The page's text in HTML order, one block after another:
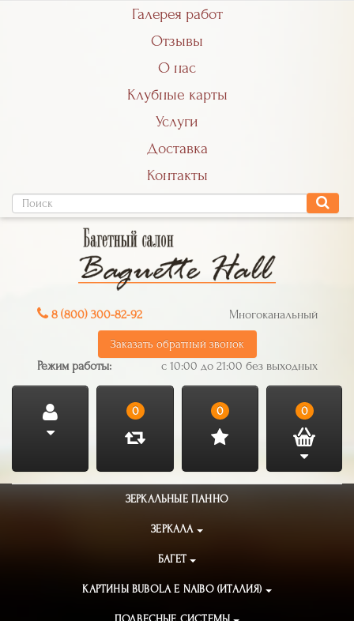
Галерея работ
Отзывы
О нас
Клубные карты
Услуги
Доставка
Контакты
8 (800) 300-82-92 Многоканальный
Заказать обратный звонок
Режим работы: с 10:00 до 21:00 без выходных
0 0 0
ЗЕРКАЛЬНЫЕ ПАННО
ЗЕРКАЛА
БАГЕТ
КАРТИНЫ BUBOLA E NAIBO (ИТАЛИЯ)